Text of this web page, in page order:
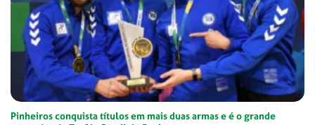
Pinheiros conquista títulos em mais duas armas e é o grande